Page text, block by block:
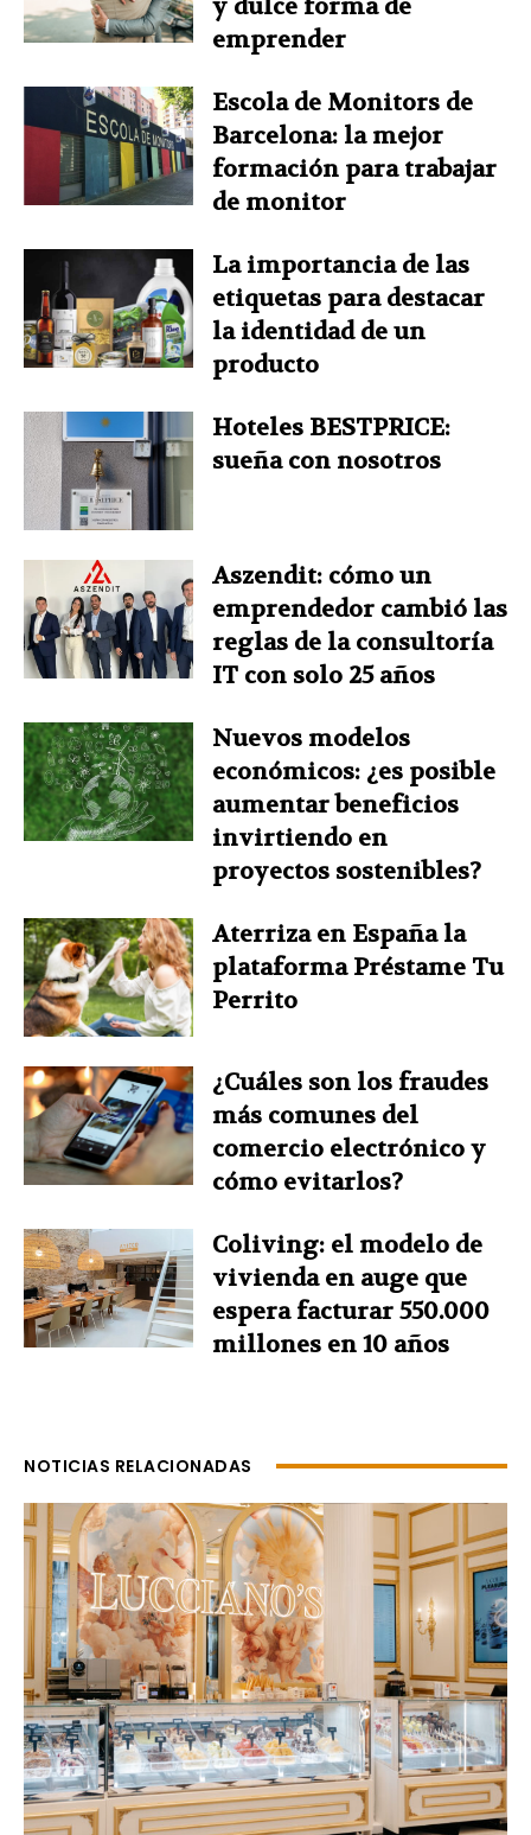
y dulce forma de
emprender
Escola de Monitors de
Barcelona: la mejor
formación para trabajar
de monitor
La importancia de las
etiquetas para destacar
la identidad de un
producto
Hoteles BESTPRICE:
sueña con nosotros
Aszendit: cómo un
emprendedor cambió las
reglas de la consultoría
IT con solo 25 años
Nuevos modelos
económicos: ¿es posible
aumentar beneficios
invirtiendo en
proyectos sostenibles?
Aterriza en España la
plataforma Préstame Tu
Perrito
¿Cuáles son los fraudes
más comunes del
comercio electrónico y
cómo evitarlos?
Coliving: el modelo de
vivienda en auge que
espera facturar 550.000
millones en 10 años
NOTICIAS RELACIONADAS